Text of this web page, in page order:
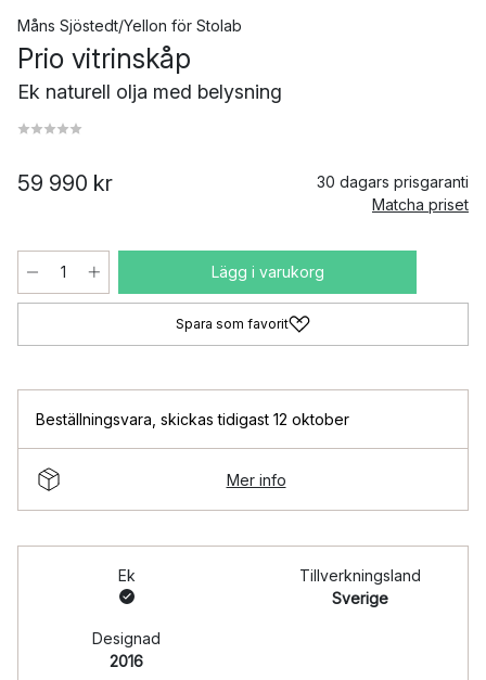
Måns Sjöstedt/Yellon för Stolab
Prio vitrinskåp
Ek naturell olja med belysning
59 990 kr
30 dagars prisgaranti
Matcha priset
Lägg i varukorg
Spara som favorit
Beställningsvara skickas tidigast 12 oktober
Mer info
Ek
Tillverkningsland
Sverige
Designad
2016